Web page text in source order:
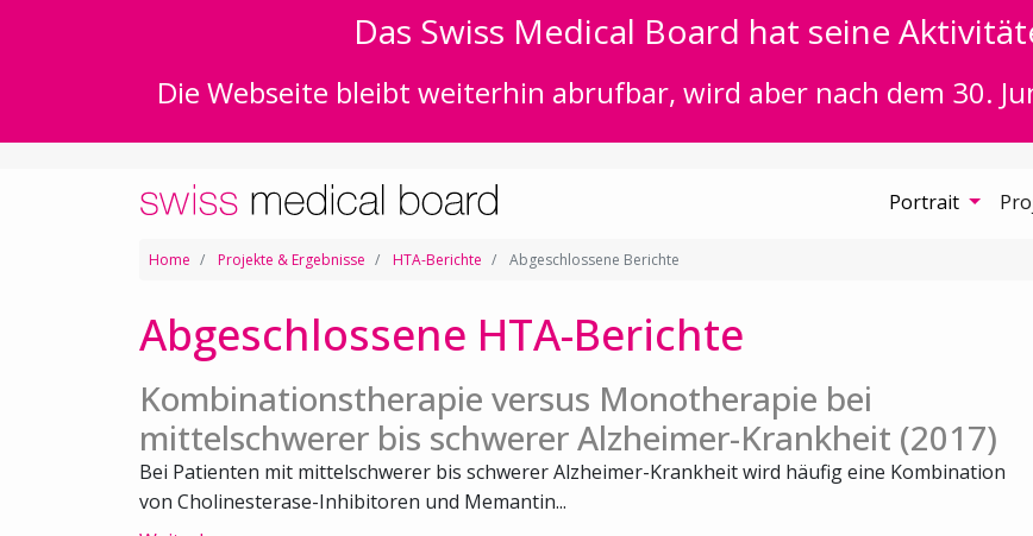
Das Swiss Medical Board hat seine
Die Webseite bleibt weiterhin abrufbar, wird aber nach dem 30.
Portrait
Home Projekte & Ergebnisse HTA-Berichte Abgeschlossene Berichte
Abgeschlossene HTA-Berichte
Kombinationstherapie versus Monotherapie bei
mittelschwerer bis schwerer Alzheimer-Krankheit (2017)
Bei Patienten mit mittelschwerer bis schwerer Alzheimer-Krankheit wird häufig eine Kombination
von Cholinesterase-Inhibitoren und Memantin...